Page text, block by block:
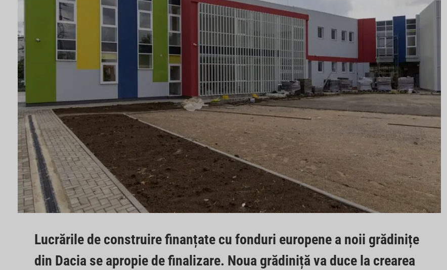
Lucrările de construire finanțate cu fonduri europene a noii grădinițe
din Dacia se apropie de finalizare. Noua grădiniță va duce la crearea